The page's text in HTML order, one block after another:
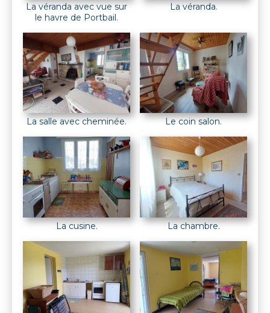
La véranda avec vue sur
le havre de Portbail.
La véranda.
La salle avec cheminée. Le coin salon.
La cusine. La chambre.